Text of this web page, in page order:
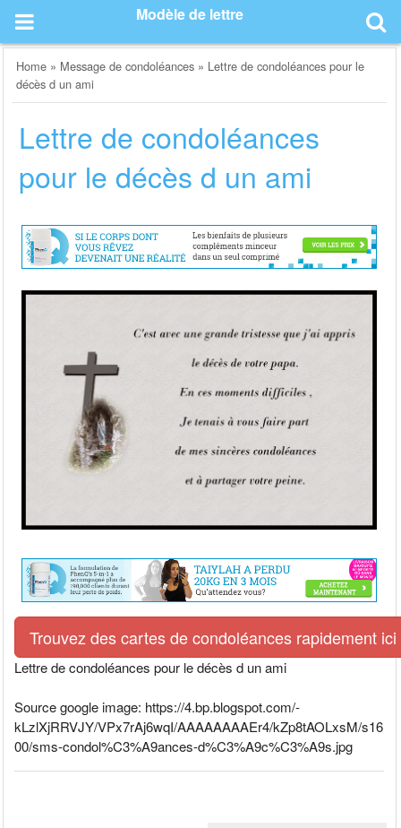
content
Modèle de lettre
Home » Message de condoléances » Lettre de condoléances pour le
décès d un ami
Lettre de condoléances
pour le décès d un ami
Trouvez des cartes de condoléances rapidement ici
Lettre de condoléances pour le décès d un ami
Source google image: https://4.bp.blogspot.com/-
kLzlXjRRVJY/VPx7rAj6wqI/AAAAAAAAEr4/kZp8tAOLxsM/s16
00/sms-condol%C3%A9ances-d%C3%A9c%C3%A9s.jpg